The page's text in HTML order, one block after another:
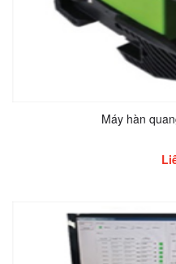
Máy hàn